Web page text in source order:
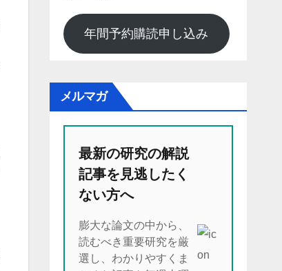
年間予約購読申し込み
メルマガ
最新の研究の解説
記事を見逃したく
ない方へ
膨大な論文の中から、
読むべき重要研究を厳
選し、わかりやすくま